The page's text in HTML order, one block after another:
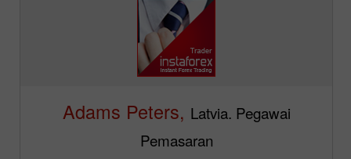
Adams Peters, Latvia. Pegawai
Pemasaran